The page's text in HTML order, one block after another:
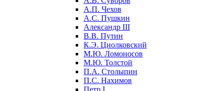
А.П. Чехов
А.С. Пушкин
Александр III
В.В. Путин
К.Э. Циолковский
М.Ю. Ломоносов
М.Ю. Толстой
П.А. Столыпин
П.С. Нахимов
Петр I